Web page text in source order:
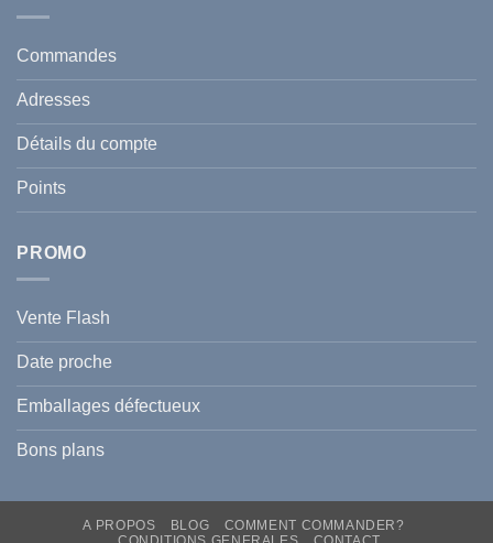
et
celle
de
votre
famille
durant
l’été
2026
?
Tunisie
Guide
Traiter
Prévenir
Commandes
Adresses
Détails du compte
Points
PROMO
Vente Flash
Date proche
Emballages défectueux
Bons plans
A PROPOS BLOG
COMMENT COMMANDER?